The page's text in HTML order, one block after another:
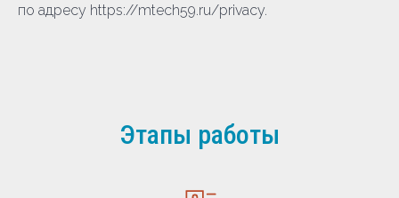
по адресу https://mtech59.ru/privacy.
Этапы работы